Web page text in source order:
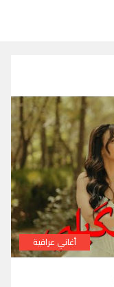
أغاني عراقية